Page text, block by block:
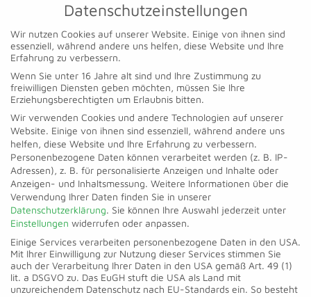
Datenschutzeinstellungen
Wir nutzen Cookies auf unserer Website. Einige von ihnen sind
essenziell, während andere uns helfen, diese Website und Ihre
Erfahrung zu verbessern.
Wenn Sie unter 16 Jahre alt sind und Ihre Zustimmung zu
freiwilligen Diensten geben möchten, müssen Sie Ihre
Erziehungsberechtigten um Erlaubnis bitten.
Wir verwenden Cookies und andere Technologien auf unserer
Website. Einige von ihnen sind essenziell, während andere uns
helfen, diese Website und Ihre Erfahrung zu verbessern.
Personenbezogene Daten können verarbeitet werden (z. B. IP-
Adressen), z. B. für personalisierte Anzeigen und Inhalte oder
Anzeigen- und Inhaltsmessung. Weitere Informationen über die
Verwendung Ihrer Daten finden Sie in unserer
Datenschutzerklärung. Sie können Ihre Auswahl jederzeit unter
Einstellungen widerrufen oder anpassen.
Einige Services verarbeiten personenbezogene Daten in den USA.
Mit Ihrer Einwilligung zur Nutzung dieser Services stimmen Sie
auch der Verarbeitung Ihrer Daten in den USA gemäß Art. 49 (1)
lit. a DSGVO zu. Das EuGH stuft die USA als Land mit
unzureichendem Datenschutz nach EU-Standards ein. So besteht